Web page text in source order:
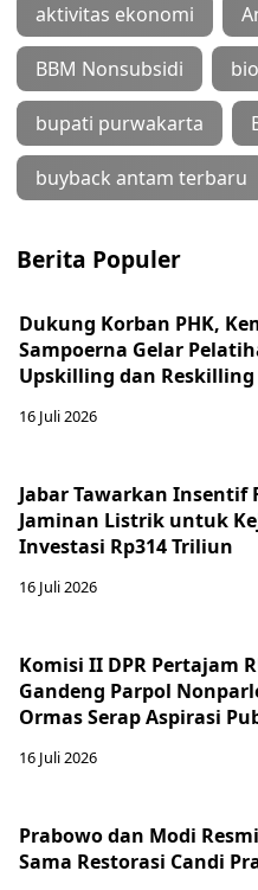
aktivitas ekonomi
BBM Nonsubsidi
bupati purwakarta
buyback antam terbaru
Berita Populer
Dukung Korban PHK,
Sampoerna Gelar
Upskilling dan Reskilling
16 Juli 2026
Jabar Tawarkan Insentif
Jaminan Listrik untuk
Investasi Rp314 Triliun
16 Juli 2026
Komisi II DPR Pertajam
Gandeng Parpol
Ormas Serap Aspirasi
16 Juli 2026
Prabowo dan Modi
Sama Restorasi Candi